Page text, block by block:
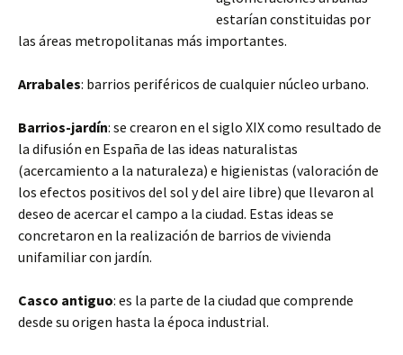
estarían constituidas por
las áreas metropolitanas más importantes.
Arrabales: barrios periféricos de cualquier núcleo urbano.
Barrios-jardín: se crearon en el siglo XIX como resultado de
la difusión en España de las ideas naturalistas
(acercamiento a la naturaleza) e higienistas (valoración de
los efectos positivos del sol y del aire libre) que llevaron al
deseo de acercar el campo a la ciudad. Estas ideas se
concretaron en la realización de barrios de vivienda
unifamiliar con jardín.
Casco antiguo: es la parte de la ciudad que comprende
desde su origen hasta la época industrial.